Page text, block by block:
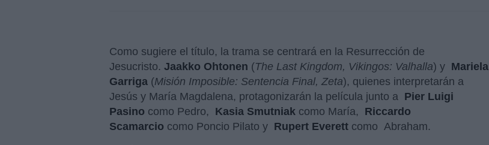
Como sugiere el título, la trama se centrará en la Resurrección de
Jesucristo. Jaakko Ohtonen (The Last Kingdom, Vikingos: Valhalla) y Mariela
Garriga (Misión Imposible: Sentencia Final, Zeta), quienes interpretarán a
Jesús y María Magdalena, protagonizarán la película junto a Pier Luigi
Pasino como Pedro, Kasia Smutniak como María,
Riccardo
Scamarcio como Poncio Pilato y Rupert Everett como Abraham.